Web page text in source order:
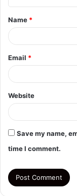
t
*
Name *
Email *
Website
Save my name,
time I comment.